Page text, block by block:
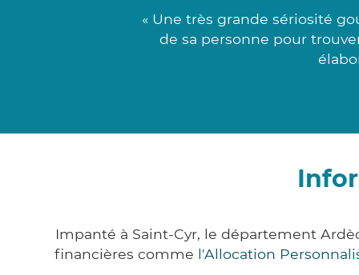
« Une très grande sériosité
de sa personne pour
Impanté à Saint-Cyr, le département
financières comme l'Allocation